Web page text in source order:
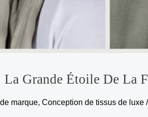
Grande Étoile De La
marque, Conception de tissus de luxe/